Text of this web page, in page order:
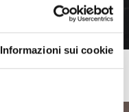
Informazioni sui cookie